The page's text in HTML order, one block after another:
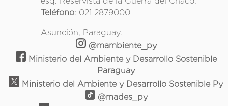
Teléfono: 021 2879000
Asunción, Paraguay.
@mambiente_py
Ministerio del Ambiente y Desarrollo Sostenible
Paraguay
Ministerio del Ambiente y Desarrollo Sostenible Py
@mades_py